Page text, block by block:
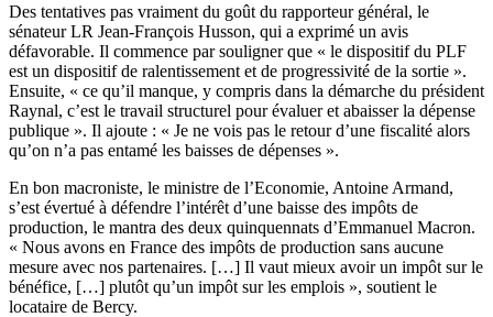
Des tentatives pas vraiment du goût du rapporteur général, le
sénateur LR Jean-François Husson, qui a exprimé un avis
défavorable. Il commence par souligner que « le dispositif du PLF
est un dispositif de ralentissement et de progressivité de la sortie ».
Ensuite, « ce qu’il manque, y compris dans la démarche du président
Raynal, c’est le travail structurel pour évaluer et abaisser la dépense
publique ». Il ajoute : « Je ne vois pas le retour d’une fiscalité alors
qu’on n’a pas entamé les baisses de dépenses ».
En bon macroniste, le ministre de l’Economie, Antoine Armand,
s’est évertué à défendre l’intérêt d’une baisse des impôts de
production, le mantra des deux quinquennats d’Emmanuel Macron.
« Nous avons en France des impôts de production sans aucune
mesure avec nos partenaires. […] Il vaut mieux avoir un impôt sur le
bénéfice, […] plutôt qu’un impôt sur les emplois », soutient le
locataire de Bercy.